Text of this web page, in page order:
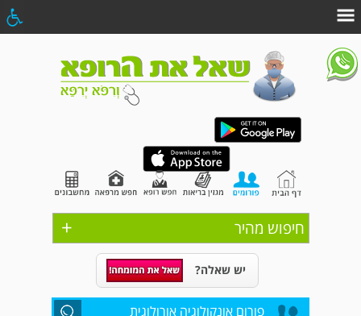
+ חיפוש מהיר
יש שאלה?
פורום אונקולוגיה אורולוגית